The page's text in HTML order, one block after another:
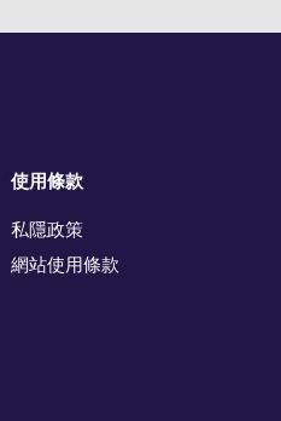
使用條款
私隱政策
網站使用條款